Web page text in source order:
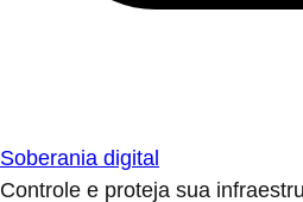
Soberania digital
Controle e proteja sua